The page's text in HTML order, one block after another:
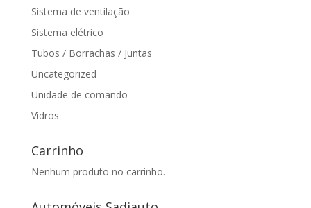
Sistema de ventilação
Sistema elétrico
Tubos / Borrachas / Juntas
Uncategorized
Unidade de comando
Vidros
Carrinho
Nenhum produto no carrinho.